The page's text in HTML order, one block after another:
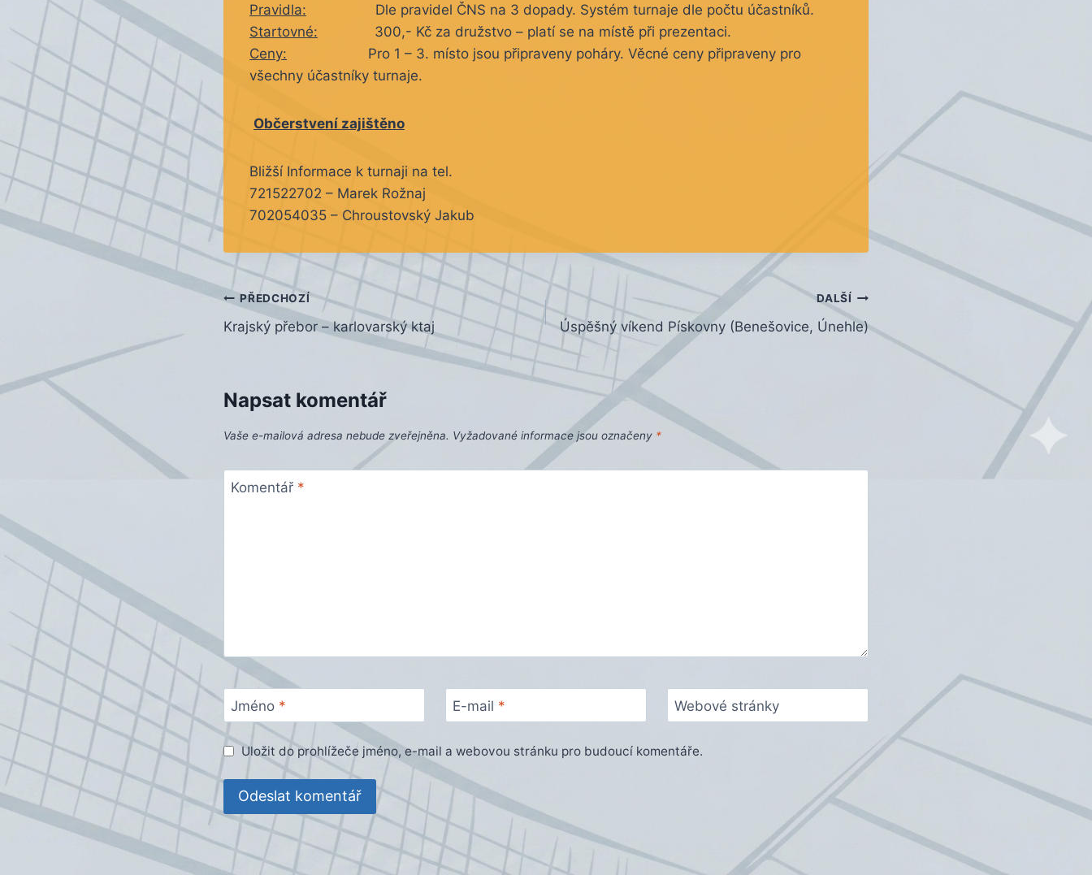
Pravidla: Dle pravidel ČNS na 3 dopady. Systém turnaje dle počtu účastníků.
Startovné: 300,- Kč za družstvo – platí se na místě při prezentaci.
Ceny: Pro 1 – 3. místo jsou připraveny poháry. Věcné ceny připraveny pro
všechny účastníky turnaje.
Občerstvení zajištěno
Bližší Informace k turnaji na tel.
721522702 – Marek Rožnaj
702054035 – Chroustovský Jakub
Navigace
pro
PŘEDCHOZÍ
Krajský přebor – karlovarský ktaj
DALŠÍ
Úspěšný víkend Pískovny (Benešovice, Únehle)
Napsat komentář
Vaše e-mailová adresa nebude zveřejněna. Vyžadované informace jsou označeny *
Komentář *
Jméno * E-mail * Webové stránky
Uložit do prohlížeče jméno, e-mail a webovou stránku pro budoucí komentáře.